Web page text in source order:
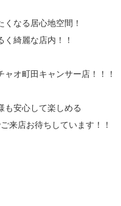
なる居心地空間！
綺麗な店内！！
オ町田キャンサー店！！！
も安心して楽しめる
来店お待ちしています！！